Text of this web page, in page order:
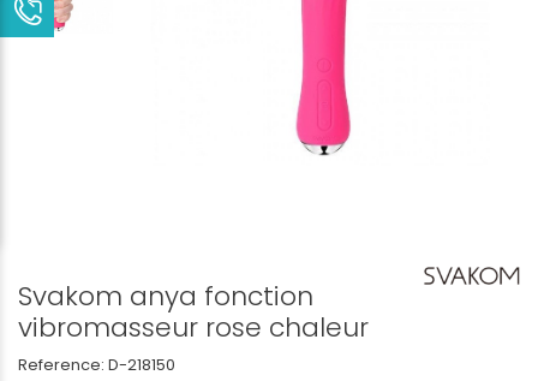
Svakom anya fonction
vibromasseur rose chaleur
Reference: D-218150